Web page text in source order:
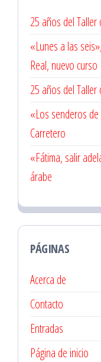
25 años del Taller
«Lunes a las
Real, nuevo curso
25 años del Taller
«Los senderos
Carretero
«Fátima, salir
árabe
PÁGINAS
Acerca de
Contacto
Entradas
Página de inicio